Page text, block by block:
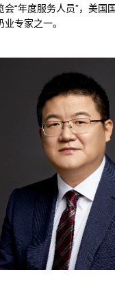
“年度服务人员”，美
专家之一。